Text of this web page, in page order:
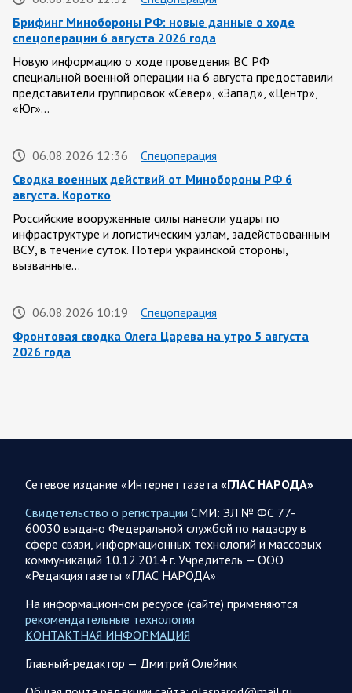
Брифинг Минобороны РФ: новые данные о ходе
спецоперации 6 августа 2026 года
Новую информацию о ходе проведения ВС РФ
специальной военной операции на 6 августа предоставили
представители группировок «Север», «Запад», «Центр»,
«Юг»…
06.08.2026 12:36
Спецоперация
Сводка военных действий от Минобороны РФ 6
августа. Коротко
Российские вооруженные силы нанесли удары по
инфраструктуре и логистическим узлам, задействованным
ВСУ, в течение суток. Потери украинской стороны,
вызванные…
06.08.2026 10:19
Спецоперация
Фронтовая сводка Олега Царева на утро 5 августа
2026 года
Украинские террористы продолжают убивать мирное
население приграничных районов. Данные на 6 августа
За прошедшие сутки армия трусов и убийц, будучи не в
силах ничего противопоставить на поле боя, атаковала
гражданское население Белгородской…
06.08.2026 07:49
Спецоперация
Сводка на утро 6 августа 2026 года от Двух майоров
В Ярославле после налета перекрыто движение по
Московскому проспекту, изменена работы общественного
транспорта. Судя по записям с кналов противника, его…
Сетевое издание «Интернет газета «ГЛАС НАРОДА»
Свидетельство о регистрации СМИ: ЭЛ № ФС 77-
60030 выдано Федеральной службой по надзору в
сфере связи, информационных технологий и массовых
коммуникаций 10.12.2014 г. Учредитель — ООО
«Редакция газеты «ГЛАС НАРОДА»
На информационном ресурсе (сайте) применяются
рекомендательные технологии
КОНТАКТНАЯ ИНФОРМАЦИЯ
Главный-редактор — Дмитрий Олейник